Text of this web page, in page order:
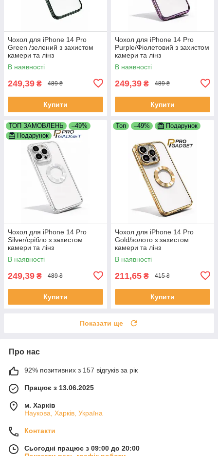
Чохол для iPhone 14 Pro
Green /зелений з захистом
камери та лінз
В наявності
249,39 ₴ 489 ₴
Купити
Чохол для iPhone 14 Pro
Purple/Фіолетовий з захистом
камери та лінз
В наявності
249,39 ₴ 489 ₴
Купити
ТОП ЗАМОВЛЕНЬ
–49%
Подарунок
Чохол для iPhone 14 Pro
Silver/срібло з захистом
камери та лінз
В наявності
249,39 ₴ 489 ₴
Купити
Топ –49% Подарунок
Чохол для iPhone 14 Pro
Gold/золото з захистом
камери та лінз
В наявності
211,65 ₴ 415 ₴
Купити
Показати ще
Про нас
92% позитивних з 157 відгуків за рік
Працює з 13.06.2025
м. Харків
Наукова, Харків, Україна
Контакти
Сьогодні працює з 09:00 до 20:00